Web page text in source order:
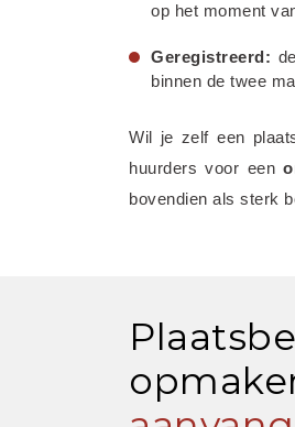
op het moment
Geregistreerd:
binnen de twee
Wil je zelf een
huurders voor een
bovendien als sterk